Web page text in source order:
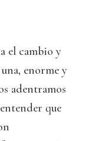
el cambio y
enorme y
adentramos
que